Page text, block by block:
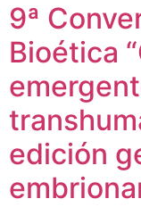
9ª
Bioética
edición